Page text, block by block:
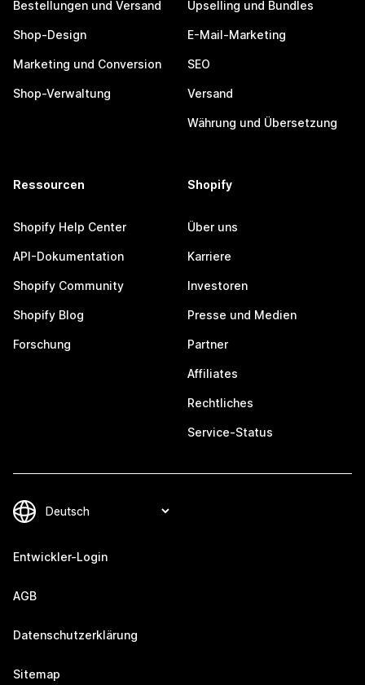
Bestellungen und Versand
Shop-Design
Marketing und Conversion
Shop-Verwaltung
Upselling und Bundles
E-Mail-Marketing
SEO
Versand
Währung und Übersetzung
Ressourcen
Shopify Help Center
API-Dokumentation
Shopify Community
Shopify Blog
Forschung
Shopify
Über uns
Karriere
Investoren
Presse und Medien
Partner
Affiliates
Rechtliches
Service-Status
Entwickler-Login
AGB
Datenschutzerklärung
Sitemap